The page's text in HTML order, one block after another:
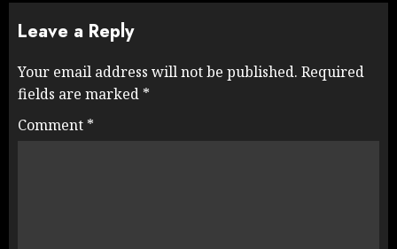
Leave a Reply
Your email address will not be published. Required
fields are marked *
Comment *